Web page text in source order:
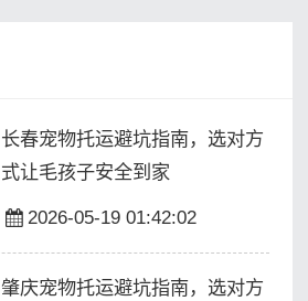
长春宠物托运避坑指南，选对方
式让毛孩子安全到家
2026-05-19 01:42:02
肇庆宠物托运避坑指南，选对方